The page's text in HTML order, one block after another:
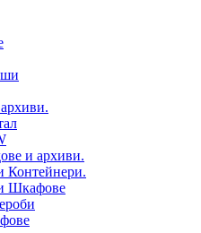
и архиви.
Контейнери.
Шкафове